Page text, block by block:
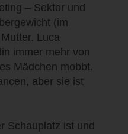
– Sektor und
(im
Luca
immer mehr von
Mädchen mobbt.
aber sie ist
Schauplatz ist und